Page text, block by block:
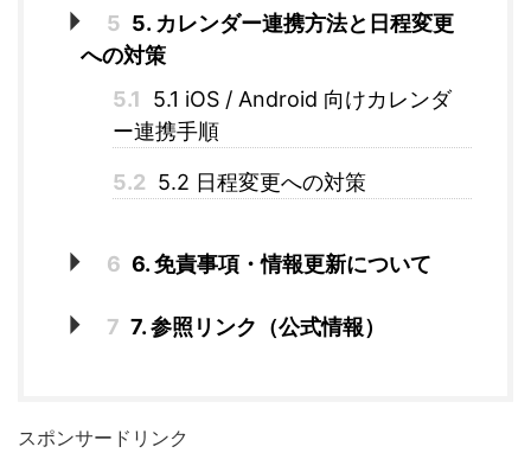
5 5. カレンダー連携方法と日程変更
への対策
5.1
5.1 iOS / Android 向けカレンダ
ー連携手順
5.2 5.2 日程変更への対策
6 6. 免責事項・情報更新について
7 7. 参照リンク（公式情報）
スポンサードリンク